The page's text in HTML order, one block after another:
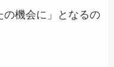
の機会に」となるの